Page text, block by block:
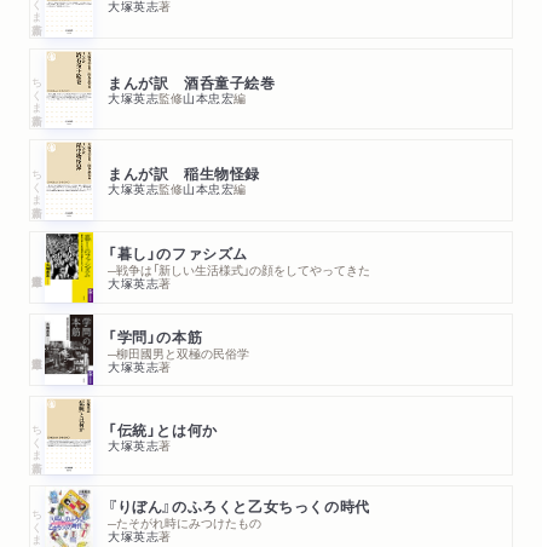
大塚英志著
ちくま新書 まんが訳 酒呑童子絵巻
大塚英志監修山本忠宏編
ちくま新書 まんが訳 稲生物怪録
大塚英志監修山本忠宏編
「暮し」のファシズム
─戦争は「新しい生活様式」の顔をしてやってきた
大塚英志著
「学問」の本筋
─柳田國男と双極の民俗学
大塚英志著
ちくま新書 「伝統」とは何か
大塚英志著
ちくま文庫 『りぼん』のふろくと乙女ちっくの時代
─たそがれ時にみつけたもの
大塚英志著